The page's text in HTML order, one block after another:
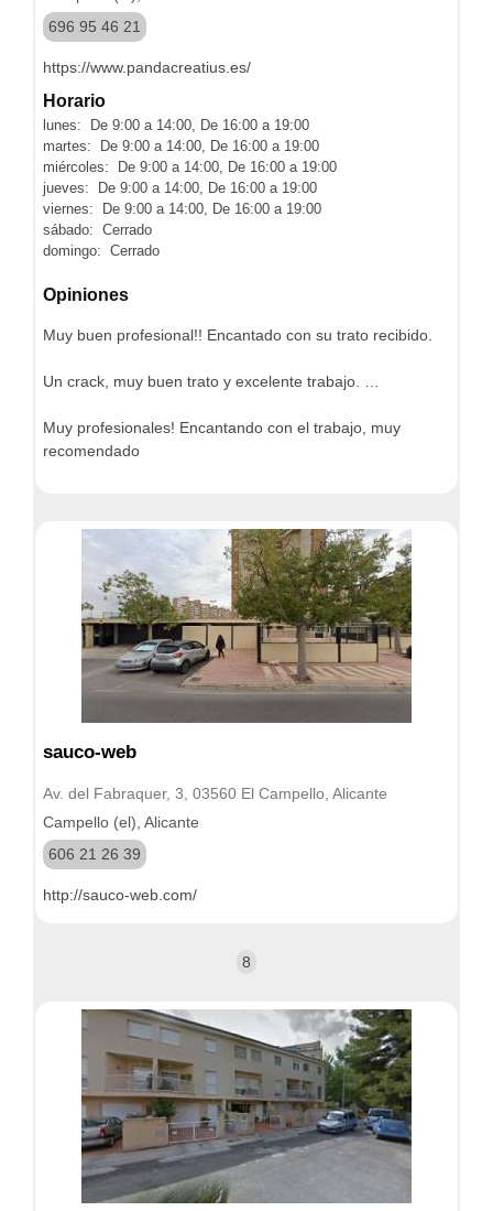
696 95 46 21
https://www.pandacreatius.es/
Horario
lunes: De 9:00 a 14:00, De 16:00 a 19:00
martes: De 9:00 a 14:00, De 16:00 a 19:00
miércoles: De 9:00 a 14:00, De 16:00 a 19:00
jueves: De 9:00 a 14:00, De 16:00 a 19:00
viernes: De 9:00 a 14:00, De 16:00 a 19:00
sábado: Cerrado
domingo: Cerrado
Opiniones
Muy buen profesional!! Encantado con su trato recibido.
Un crack, muy buen trato y excelente trabajo. …
Muy profesionales! Encantando con el trabajo, muy
recomendado
sauco-web
Av. del Fabraquer, 3, 03560 El Campello, Alicante
Campello (el), Alicante
606 21 26 39
http://sauco-web.com/
8